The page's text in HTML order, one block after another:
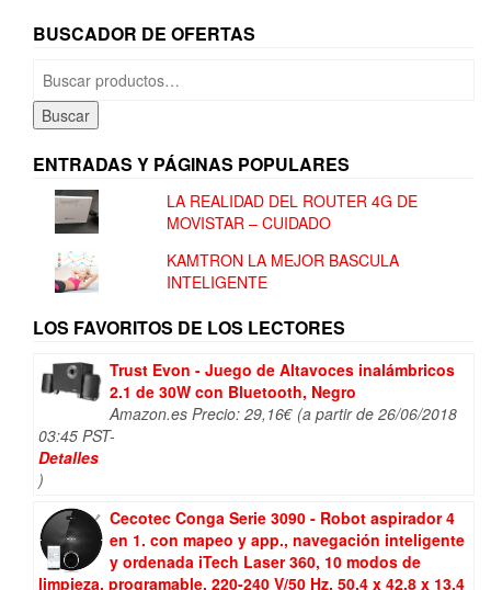
BUSCADOR DE OFERTAS
Buscar
por:
Buscar
ENTRADAS Y PÁGINAS POPULARES
LA REALIDAD DEL ROUTER 4G DE
MOVISTAR – CUIDADO
KAMTRON LA MEJOR BASCULA
INTELIGENTE
LOS FAVORITOS DE LOS LECTORES
Trust Evon - Juego de Altavoces inalámbricos
2.1 de 30W con Bluetooth, Negro
Amazon.es Precio: 29,16€ (a partir de 26/06/2018
03:45 PST-
Detalles
)
Cecotec Conga Serie 3090 - Robot aspirador 4
en 1. con mapeo y app., navegación inteligente
y ordenada iTech Laser 360, 10 modos de
limpieza, programable, 220-240 V/50 Hz, 50.4 x 42.8 x 13.4